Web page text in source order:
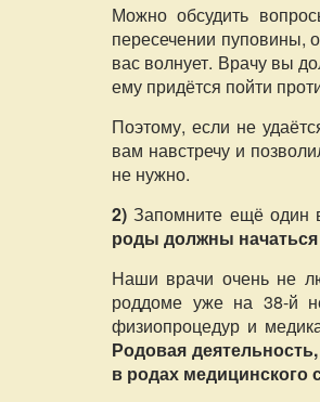
Можно обсудить
пересечении пуповины,
вас волнует. Врачу вы
ему придётся пойти
Поэтому, если не
вам навстречу и
не нужно.
2) Запомните ещё
роды должны
Наши врачи очень не
роддоме уже на 38-й
физиопроцедур и
Родовая
в родах медицинского